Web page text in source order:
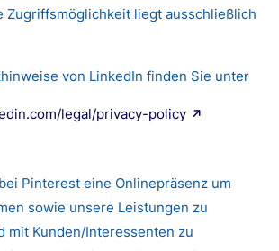
Zugriffsmöglichkeit liegt ausschließlich
von LinkedIn finden Sie unter
legal/privacy-policy
Pinterest eine Onlinepräsenz um
sowie unsere Leistungen zu
mit Kunden/Interessenten zu